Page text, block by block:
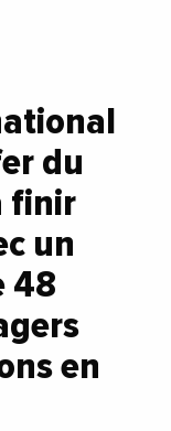
du
finir
un
48
en